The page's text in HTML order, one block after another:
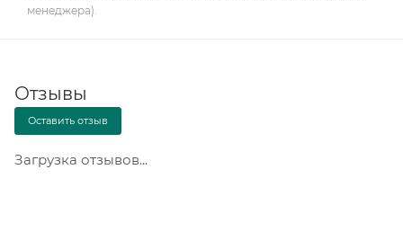
менеджера).
Отзывы
Оставить отзыв
Загрузка отзывов...